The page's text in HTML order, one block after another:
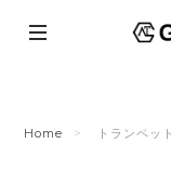
Home トランペッ